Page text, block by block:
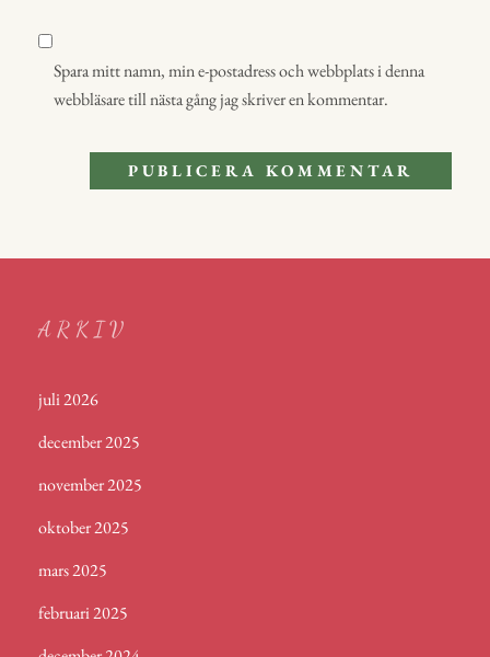
Spara mitt namn, min e-postadress och webbplats i denna
webbläsare till nästa gång jag skriver en kommentar.
ARKIV
juli 2026
december 2025
november 2025
oktober 2025
mars 2025
februari 2025